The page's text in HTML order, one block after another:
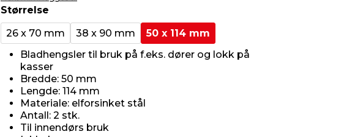
Størrelse
26 x 70 mm
38 x 90 mm
50 x 114 mm
Bladhengsler til bruk på f.eks. dører og lokk på
kasser
Bredde: 50 mm
Lengde: 114 mm
Materiale: elforsinket stål
Antall: 2 stk.
Til innendørs bruk